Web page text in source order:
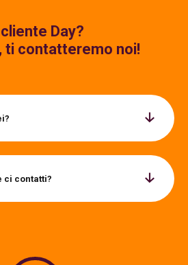
Day?
ti contatteremo noi!
ci contatti?